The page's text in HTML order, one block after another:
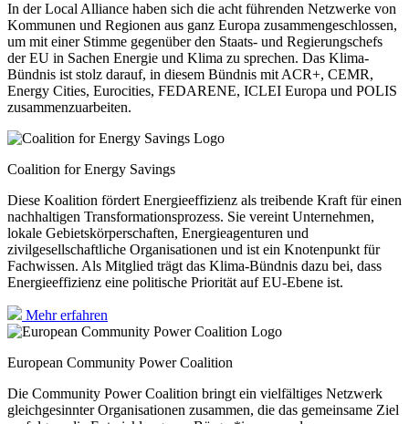
In der Local Alliance haben sich die acht führenden Netzwerke von
Kommunen und Regionen aus ganz Europa zusammengeschlossen,
um mit einer Stimme gegenüber den Staats- und Regierungschefs
der EU in Sachen Energie und Klima zu sprechen. Das Klima-
Bündnis ist stolz darauf, in diesem Bündnis mit ACR+, CEMR,
Energy Cities, Eurocities, FEDARENE, ICLEI Europa und POLIS
zusammenzuarbeiten.
Coalition for Energy Savings
Diese Koalition fördert Energieeffizienz als treibende Kraft für einen
nachhaltigen Transformationsprozess. Sie vereint Unternehmen,
lokale Gebietskörperschaften, Energieagenturen und
zivilgesellschaftliche Organisationen und ist ein Knotenpunkt für
Fachwissen. Als Mitglied trägt das Klima-Bündnis dazu bei, dass
Energieeffizienz eine politische Priorität auf EU-Ebene ist.
Mehr erfahren
European Community Power Coalition
Die Community Power Coalition bringt ein vielfältiges Netzwerk
gleichgesinnter Organisationen zusammen, die das gemeinsame Ziel